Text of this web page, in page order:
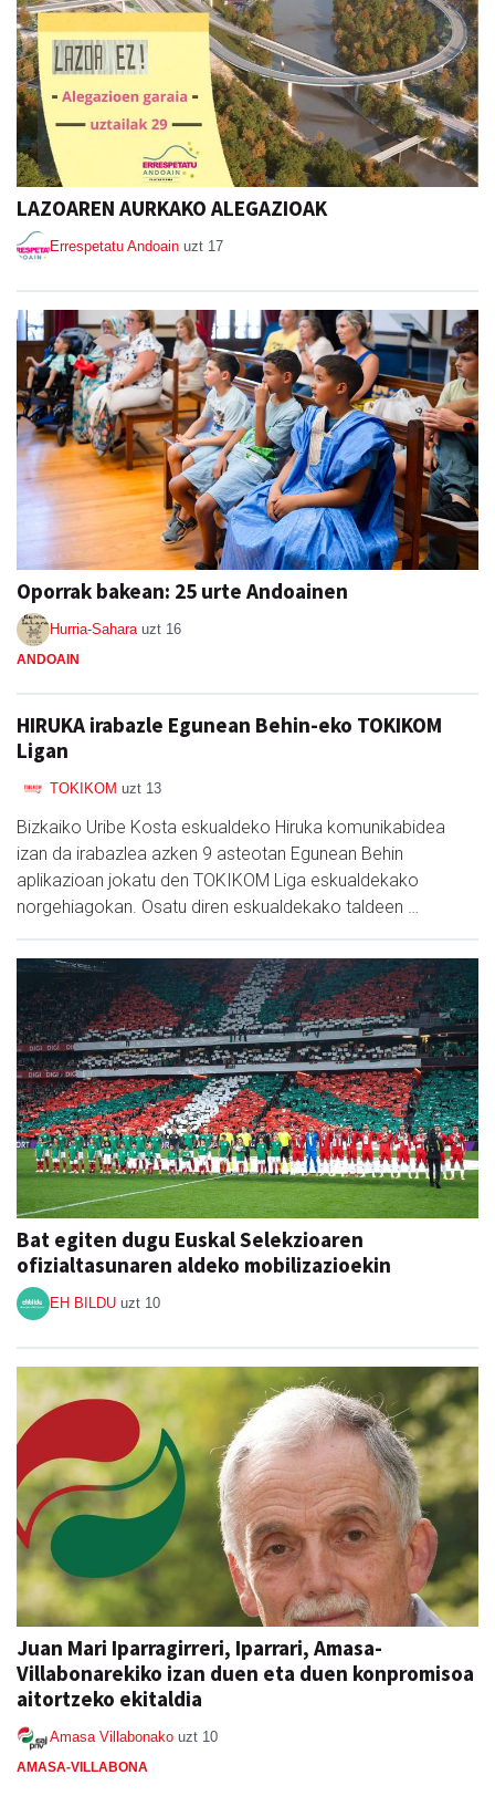
LAZOAREN AURKAKO ALEGAZIOAK
Errespetatu Andoain uzt 17
Oporrak bakean: 25 urte Andoainen
Hurria-Sahara uzt 16
ANDOAIN
HIRUKA irabazle Egunean Behin-eko TOKIKOM
Ligan
TOKIKOM uzt 13
Bizkaiko Uribe Kosta eskualdeko Hiruka komunikabidea
izan da irabazlea azken 9 asteotan Egunean Behin
aplikazioan jokatu den TOKIKOM Liga eskualdekako
norgehiagokan. Osatu diren eskualdekako taldeen …
Bat egiten dugu Euskal Selekzioaren
ofizialtasunaren aldeko mobilizazioekin
EH BILDU uzt 10
Juan Mari Iparragirreri, Iparrari, Amasa-
Villabonarekiko izan duen eta duen konpromisoa
aitortzeko ekitaldia
Amasa Villabonako uzt 10
AMASA-VILLABONA